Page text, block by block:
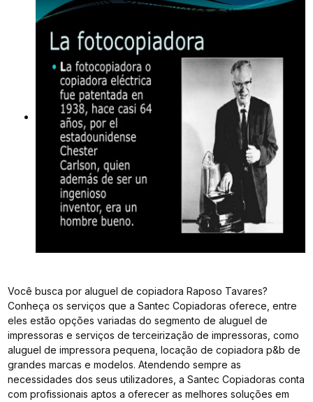
Você busca por aluguel de copiadora Raposo Tavares?
Conheça os serviços que a Santec Copiadoras oferece, entre
eles estão opções variadas do segmento de aluguel de
impressoras e serviços de terceirização de impressoras, como
aluguel de impressora pequena, locação de copiadora p&b de
grandes marcas e modelos. Atendendo sempre as
necessidades dos seus utilizadores, a Santec Copiadoras conta
com profissionais aptos a oferecer as melhores soluções em